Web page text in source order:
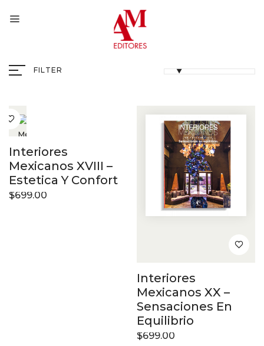
FILTER
Interiores
Mexicanos XVIII –
Estetica Y Confort
$699.00
Interiores
Mexicanos XX –
Sensaciones En
Equilibrio
$699.00